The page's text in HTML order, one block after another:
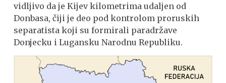
vidljivo da je Kijev kilometrima udaljen od
Donbasa, čiji je deo pod kontrolom proruskih
separatista koji su formirali paradržave
Donjecku i Lugansku Narodnu Republiku.